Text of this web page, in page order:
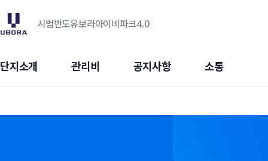
시범반도유보라아이비파크4.0
단지소개 관리비 공지사항 소통